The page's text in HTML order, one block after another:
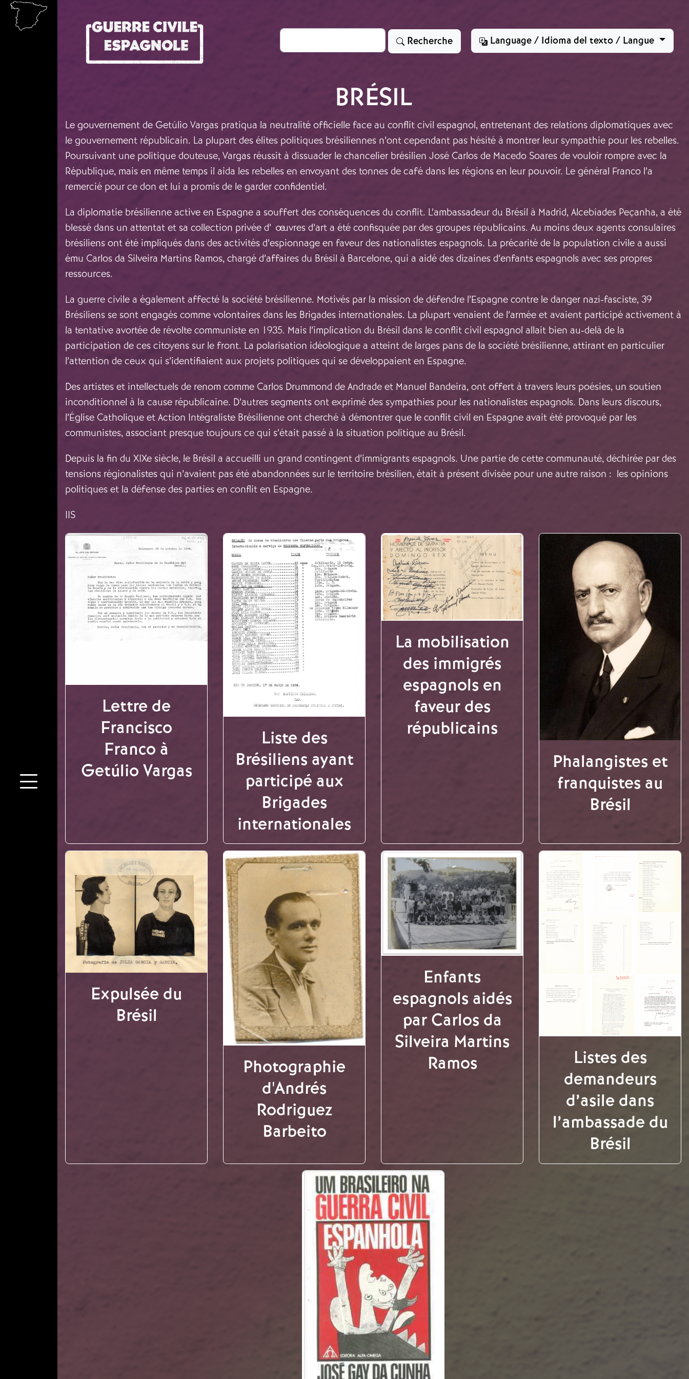
Aller au contenu principal
Rechercher Recherche Language / Idioma del texto / Langue
BRÉSIL
Le gouvernement de Getúlio Vargas pratiqua la neutralité officielle face au conflit civil espagnol, entretenant des relations diplomatiques avec
le gouvernement républicain. La plupart des élites politiques brésiliennes n’ont cependant pas hésité à montrer leur sympathie pour les rebelles.
Poursuivant une politique douteuse, Vargas réussit à dissuader le chancelier brésilien José Carlos de Macedo Soares de vouloir rompre avec la
République, mais en même temps il aida les rebelles en envoyant des tonnes de café dans les régions en leur pouvoir. Le général Franco l’a
remercié pour ce don et lui a promis de le garder confidentiel.
La diplomatie brésilienne active en Espagne a souffert des conséquences du conflit. L’ambassadeur du Brésil à Madrid, Alcebíades Peçanha, a été
blessé dans un attentat et sa collection privée d’ œuvres d’art a été confisquée par des groupes républicains. Au moins deux agents consulaires
brésiliens ont été impliqués dans des activités d’espionnage en faveur des nationalistes espagnols. La précarité de la population civile a aussi
ému Carlos da Silveira Martins Ramos, chargé d’affaires du Brésil à Barcelone, qui a aidé des dizaines d’enfants espagnols avec ses propres
ressources.
La guerre civile a également affecté la société brésilienne. Motivés par la mission de défendre l’Espagne contre le danger nazi-fasciste, 39
Brésiliens se sont engagés comme volontaires dans les Brigades internationales. La plupart venaient de l’armée et avaient participé activement à
la tentative avortée de révolte communiste en 1935. Mais l’implication du Brésil dans le conflit civil espagnol allait bien au-delà de la
participation de ces citoyens sur le front. La polarisation idéologique a atteint de larges pans de la société brésilienne, attirant en particulier
l’attention de ceux qui s’identifiaient aux projets politiques qui se développaient en Espagne.
Des artistes et intellectuels de renom comme Carlos Drummond de Andrade et Manuel Bandeira, ont offert à travers leurs poésies, un soutien
inconditionnel à la cause républicaine. D’autres segments ont exprimé des sympathies pour les nationalistes espagnols. Dans leurs discours,
l’Église Catholique et Action Intégraliste Brésilienne ont cherché à démontrer que le conflit civil en Espagne avait été provoqué par les
communistes, associant presque toujours ce qui s’était passé à la situation politique au Brésil.
Depuis la fin du XIXe siècle, le Brésil a accueilli un grand contingent d’immigrants espagnols. Une partie de cette communauté, déchirée par des
tensions régionalistes qui n’avaient pas été abandonnées sur le territoire brésilien, était à présent divisée pour une autre raison : les opinions
politiques et la défense des parties en conflit en Espagne.
IIS
Lettre de
Francisco
Franco à
Getúlio Vargas
Liste des
Brésiliens ayant
participé aux
Brigades
internationales
La mobilisation
des immigrés
espagnols en
faveur des
républicains
Phalangistes et
franquistes au
Brésil
Expulsée du
Brésil
Photographie
d'Andrés
Rodriguez
Barbeito
Enfants
espagnols aidés
par Carlos da
Silveira Martins
Ramos
Listes des
demandeurs
d’asile dans
l’ambassade du
Brésil